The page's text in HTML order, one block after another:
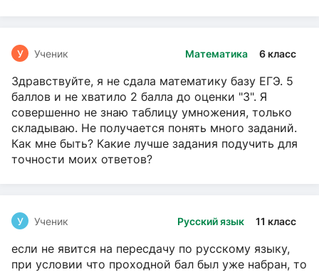
Математика 6 класс
У Ученик
Здравствуйте, я не сдала математику базу ЕГЭ. 5
баллов и не хватило 2 балла до оценки "3". Я
совершенно не знаю таблицу умножения, только
складываю. Не получается понять много заданий.
Как мне быть? Какие лучше задания подучить для
точности моих ответов?
Русский язык 11 класс
У Ученик
если не явится на пересдачу по русскому языку,
при условии что проходной бал был уже набран, то